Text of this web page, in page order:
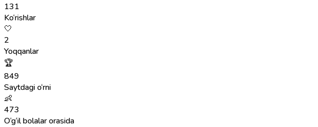
131
Ko‘rishlar
🤍
2
Yoqqanlar
🏆
849
Saytdagi o‘rni
👶
473
O‘g‘il bolalar orasida